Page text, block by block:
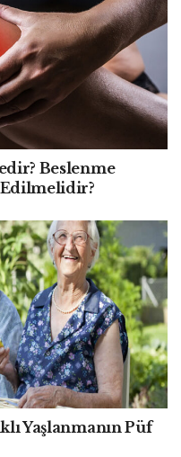
Beslenme
Yaşlanmanın Püf